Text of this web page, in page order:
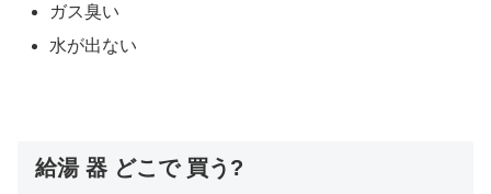
ガス臭い
水が出ない
給湯 器 どこで 買う?